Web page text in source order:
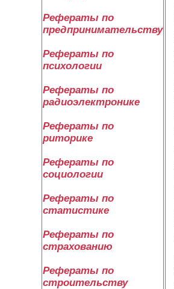
Рефераты по
предпринимательству
Рефераты по
психологии
Рефераты по
радиоэлектронике
Рефераты по
риторике
Рефераты по
социологии
Рефераты по
статистике
Рефераты по
страхованию
Рефераты по
строительству